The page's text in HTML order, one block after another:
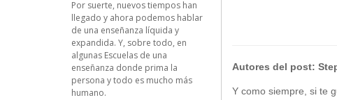
Autores del post:
Y como siempre, si te
Por suerte, nuevos tiempos han
llegado y ahora podemos hablar
de una enseñanza líquida y
expandida. Y, sobre todo, en
algunas Escuelas de una
enseñanza donde prima la
persona y todo es mucho más
humano.